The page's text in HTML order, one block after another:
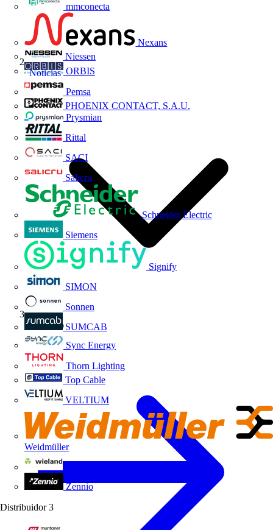
mmconecta
Nexans
Niessen
ORBIS
Pemsa
PHOENIX CONTACT, S.A.U.
Prysmian
Rittal
SACI
Salicru
Schneider Electric
Siemens
Signify
SIMON
Sonnen
SUMCAB
Sync Energy
Thorn Lighting
Top Cable
VELTIUM
Weidmüller
Zennio
Distribuidor 3
Noticias
Producto